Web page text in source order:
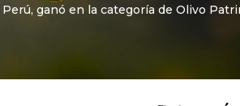
ganó en la categoría de Olivo